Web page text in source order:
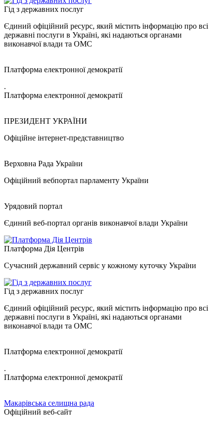
Гід з державних послуг
Єдиний офіційний ресурс, який містить інформацію про всі
державні послуги в Україні, які надаються органами
виконавчої влади та ОМС
Платформа електронної демократії
.
Платформа електронної демократії
ПРЕЗИДЕНТ УКРАЇНИ
Офіційне інтернет-представництво
Верховна Рада України
Офіційний вебпортал парламенту України
Урядовий портал
Єдиний веб-портал органів виконавчої влади України
Платформа Дія Центрів
Сучасний державний сервіс у кожному куточку України
Гід з державних послуг
Єдиний офіційний ресурс, який містить інформацію про всі
державні послуги в Україні, які надаються органами
виконавчої влади та ОМС
Платформа електронної демократії
.
Платформа електронної демократії
Макарівська селищна рада
Офіційний веб-сайт